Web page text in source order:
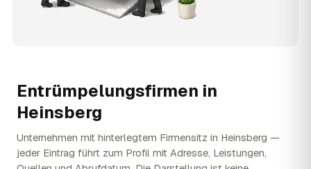
Entrümpelungsfirmen in
Heinsberg
Unternehmen mit hinterlegtem Firmensitz in Heinsberg —
jeder Eintrag führt zum Profil mit Adresse, Leistungen,